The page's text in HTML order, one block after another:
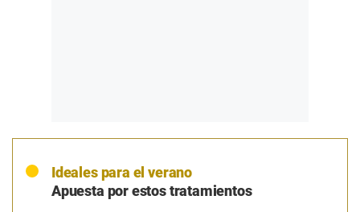
Ideales para el verano
Apuesta por estos tratamientos